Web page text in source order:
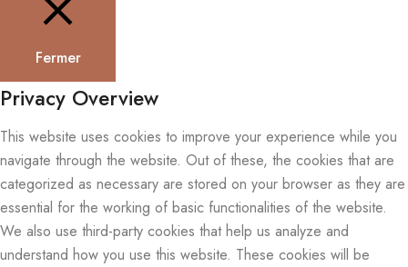
Fermer
Privacy Overview
This website uses cookies to improve your experience while you
navigate through the website. Out of these, the cookies that are
categorized as necessary are stored on your browser as they are
essential for the working of basic functionalities of the website.
We also use third-party cookies that help us analyze and
understand how you use this website. These cookies will be